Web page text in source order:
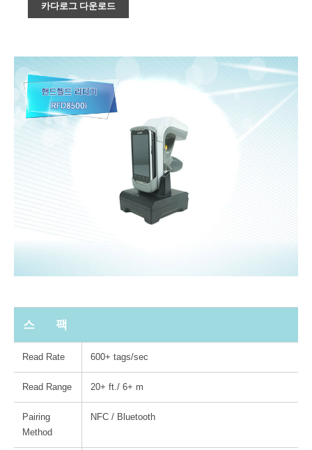
카다로그 다운로드
스 팩
Read Rate 600+ tags/sec
Read Range 20+ ft./ 6+ m
Pairing
Method
NFC / Bluetooth